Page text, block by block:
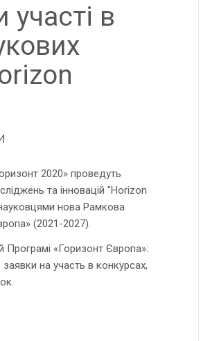
в
2020» проведуть
та інновацій "Horizon
нова Рамкова
(2021-2027).
Програмі «Горизонт Європа»:
на участь в конкурсах,